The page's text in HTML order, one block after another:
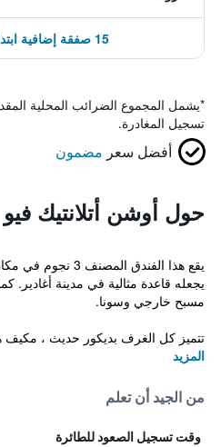
15 صفقة إضافية ابتداءً من 264 ﷼
*يشمل المجموع الضرائب المحلية
تسجيل المغادرة.
أفضل سعر مضمون
حول أوشن أتلانتيك فيو
يقع هذا الفندق
يجعله قاعدة مثالية في مدينة أغادير.
مسبح خارجي وسونا.
تتميز كل الغرف بديكور حديث ،
المزيد
من الجيد أن تعلم
وقت تسجيل الصعود للطائرة